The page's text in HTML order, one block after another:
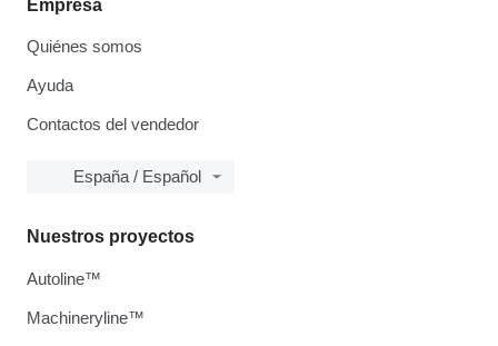
Empresa
Quiénes somos
Ayuda
Contactos del vendedor
España / Español
Nuestros proyectos
Autoline™
Machineryline™